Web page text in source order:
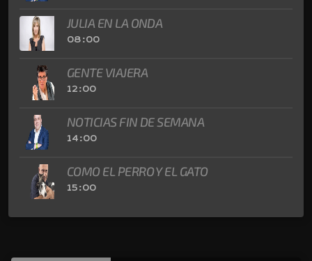
JULIA EN LA ONDA
08:00
GENTE VIAJERA
12:00
NOTICIAS FIN DE SEMANA
14:00
COMO EL PERRO Y EL GATO
15:00